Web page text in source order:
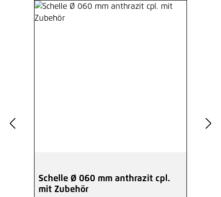
Schelle Ø 060 mm anthrazit cpl.
mit Zubehör